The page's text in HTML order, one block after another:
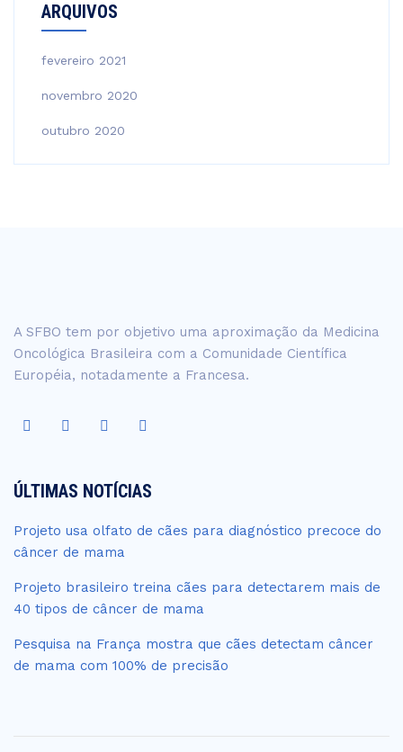
ARQUIVOS
fevereiro 2021
novembro 2020
outubro 2020
A SFBO tem por objetivo uma aproximação da Medicina
Oncológica Brasileira com a Comunidade Científica
Européia, notadamente a Francesa.
ÚLTIMAS NOTÍCIAS
Projeto usa olfato de cães para diagnóstico precoce do
câncer de mama
Projeto brasileiro treina cães para detectarem mais de
40 tipos de câncer de mama
Pesquisa na França mostra que cães detectam câncer
de mama com 100% de precisão